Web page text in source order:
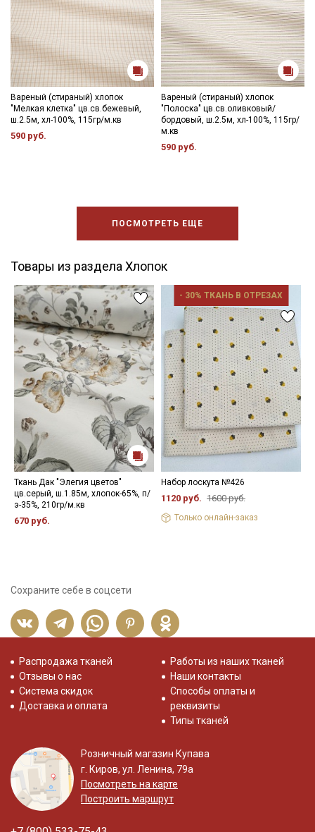
Вареный (стираный) хлопок
"Мелкая клетка" цв.св.бежевый,
ш.2.5м, хл-100%, 115гр/м.кв
590 руб.
Вареный (стираный) хлопок
"Полоска" цв.св.оливковый/
бордовый, ш.2.5м, хл-100%, 115гр/
м.кв
590 руб.
ПОСМОТРЕТЬ ЕЩЕ
Товары из раздела Хлопок
Ткань Дак "Элегия цветов"
цв.серый, ш.1.85м, хлопок-65%, п/
э-35%, 210гр/м.кв
670 руб.
- 30% ТКАНЬ В ОТРЕЗАХ
Набор лоскута №426
1120 руб. 1600 руб.
Только онлайн-заказ
Сохраните себе в соцсети
Распродажа тканей
Отзывы о нас
Система скидок
Доставка и оплата
Работы из наших тканей
Наши контакты
Способы оплаты и
реквизиты
Типы тканей
Розничный магазин Купава
г. Киров, ул. Ленина, 79а
Посмотреть на карте
Построить маршрут